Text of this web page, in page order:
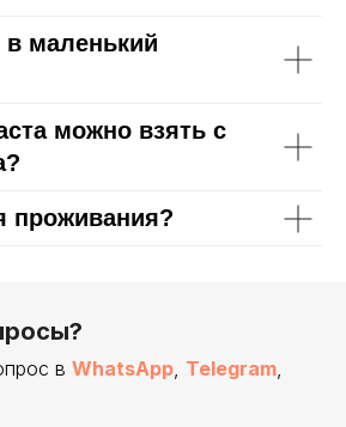
маленький
можно взять с
проживания?
в WhatsApp, Telegram,